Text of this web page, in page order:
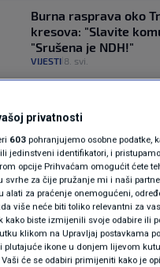
Burna rasprava oko
kresova: "Slavite
"Srušena je NDH!"
VIJESTI 8. svi.
Organizatorice
u kojima se svi mogu
N1 TEME|8. svi.
izaziva i
skupina
Dinama i
privatnosti
603 pohranjujemo osobne podatke,
jedinstveni identifikatori, i
opcije Prihvaćam omogućit ćete
svrhe za čije pružanje mi i naši
alati za praćenje onemogućeni,
više neće biti toliko relevantni za
kako biste izmijenili svoje odabire ili
klikom na Upravljaj postavkama
plutajuće ikone u donjem lijevom
će se odabiri primijeniti kako je